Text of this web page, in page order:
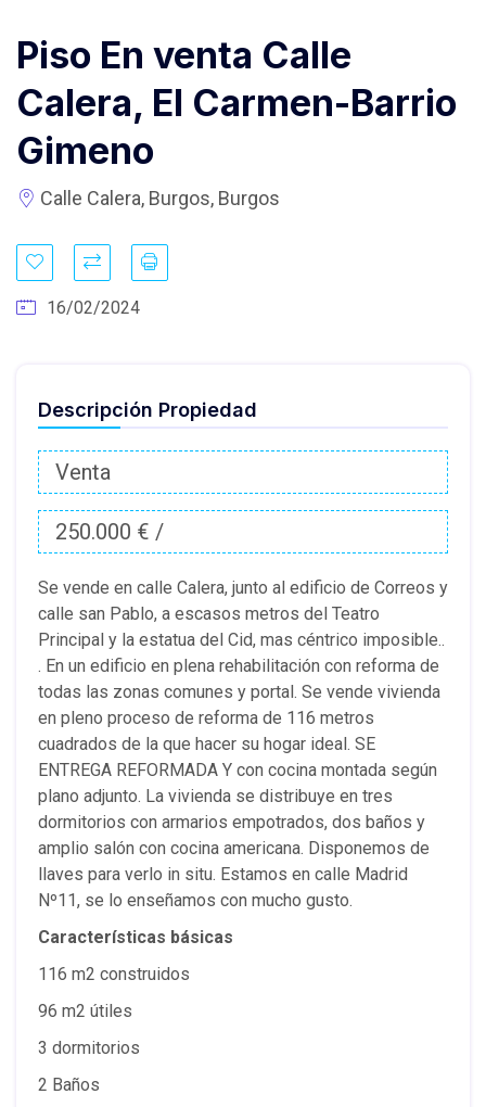
Piso En venta Calle
Calera, El Carmen-Barrio
Gimeno
Calle Calera, Burgos, Burgos
16/02/2024
Descripción Propiedad
Venta
250.000 € /
Se vende en calle Calera, junto al edificio de Correos y
calle san Pablo, a escasos metros del Teatro
Principal y la estatua del Cid, mas céntrico imposible..
. En un edificio en plena rehabilitación con reforma de
todas las zonas comunes y portal. Se vende vivienda
en pleno proceso de reforma de 116 metros
cuadrados de la que hacer su hogar ideal. SE
ENTREGA REFORMADA Y con cocina montada según
plano adjunto. La vivienda se distribuye en tres
dormitorios con armarios empotrados, dos baños y
amplio salón con cocina americana. Disponemos de
llaves para verlo in situ. Estamos en calle Madrid
Nº11, se lo enseñamos con mucho gusto.
Características básicas
116 m2 construidos
96 m2 útiles
3 dormitorios
2 Baños